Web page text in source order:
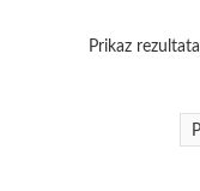
Prikaz rezultata